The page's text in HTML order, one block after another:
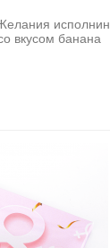
исполнин
вкусом банана